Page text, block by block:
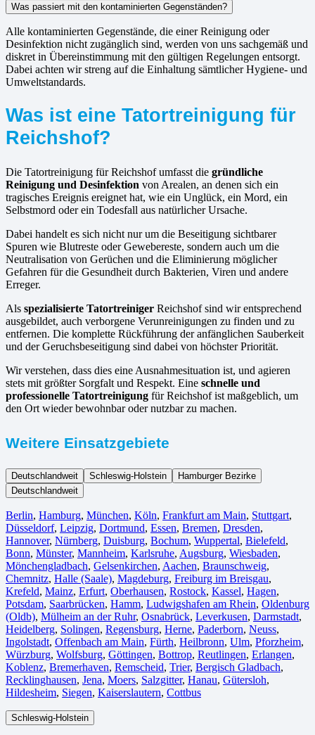
Was passiert mit den kontaminierten Gegenständen?
Alle kontaminierten Gegenstände, die einer Reinigung oder
Desinfektion nicht zugänglich sind, werden von uns sachgemäß und
diskret in Übereinstimmung mit den gültigen Regelungen entsorgt.
Dabei achten wir streng auf die Einhaltung sämtlicher Hygiene- und
Umweltstandards.
Was ist eine Tatortreinigung für
Reichshof?
Die Tatortreinigung für Reichshof umfasst die gründliche
Reinigung und Desinfektion von Arealen, an denen sich ein
tragisches Ereignis ereignet hat, wie ein Unglück, ein Mord, ein
Selbstmord oder ein Todesfall aus natürlicher Ursache.
Dabei handelt es sich nicht nur um die Beseitigung sichtbarer
Spuren wie Blutreste oder Gewebereste, sondern auch um die
Neutralisation von Gerüchen und die Eliminierung möglicher
Gefahren für die Gesundheit durch Bakterien, Viren und andere
Erreger.
Als spezialisierte Tatortreiniger Reichshof sind wir entsprechend
ausgebildet, auch verborgene Verunreinigungen zu finden und zu
entfernen. Die komplette Rückführung der anfänglichen Sauberkeit
und der Geruchsbeseitigung sind dabei von höchster Priorität.
Wir verstehen, dass dies eine Ausnahmesituation ist, und agieren
stets mit größter Sorgfalt und Respekt. Eine schnelle und
professionelle Tatortreinigung für Reichshof ist maßgeblich, um
den Ort wieder bewohnbar oder nutzbar zu machen.
Weitere Einsatzgebiete
Deutschlandweit Schleswig-Holstein
Hamburger Bezirke
Deutschlandweit
Berlin⁠, Hamburg, München, Köln⁠, Frankfurt am Main, Stuttgart,
Düsseldorf, Leipzig, Dortmund, Essen, Bremen, Dresden,
Hannover, Nürnberg, Duisburg⁠, Bochum, Wuppertal⁠, Bielefeld⁠,
Bonn⁠, Münster⁠, Mannheim, Karlsruhe, Augsburg, Wiesbaden⁠,
Mönchengladbach⁠, Gelsenkirchen⁠, Aachen⁠, Braunschweig,
Chemnitz⁠, Halle (Saale)⁠, Magdeburg, Freiburg im Breisgau⁠,
Krefeld⁠, Mainz⁠, Erfurt, Oberhausen⁠, Rostock⁠, Kassel⁠, Hagen,
Potsdam, Saarbrücken⁠, Hamm, Ludwigshafen am Rhein⁠, Oldenburg
(Oldb), Mülheim an der Ruhr, Osnabrück⁠, Leverkusen, Darmstadt⁠,
Heidelberg, Solingen, Regensburg, Herne⁠, Paderborn, Neuss,
Ingolstadt, Offenbach am Main, Fürth⁠, Heilbronn, Ulm⁠, Pforzheim,
Würzburg, Wolfsburg⁠, Göttingen, Bottrop, Reutlingen, Erlangen⁠,
Koblenz, Bremerhaven⁠, Remscheid, Trier⁠, Bergisch Gladbach,
Recklinghausen, Jena⁠, Moers⁠, Salzgitter⁠, Hanau, Gütersloh,
Hildesheim⁠, Siegen⁠, Kaiserslautern⁠, Cottbus⁠
Schleswig-Holstein